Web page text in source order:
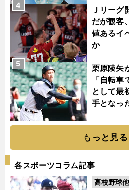
Ｊリーグ
だが観客
値あるイ
か
4
栗原陵矢
「自転
として最
手となっ
5
もっと見る
各スポーツコラム記事
高校野球他